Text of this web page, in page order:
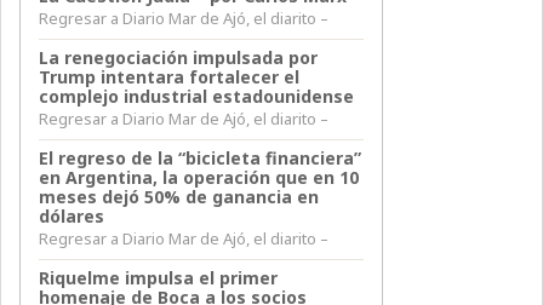
Regresar a Diario Mar de Ajó, el diarito –
La renegociación impulsada por
Trump intentara fortalecer el
complejo industrial estadounidense
Regresar a Diario Mar de Ajó, el diarito –
El regreso de la “bicicleta financiera”
en Argentina, la operación que en 10
meses dejó 50% de ganancia en
dólares
Regresar a Diario Mar de Ajó, el diarito –
Riquelme impulsa el primer
homenaje de Boca a los socios